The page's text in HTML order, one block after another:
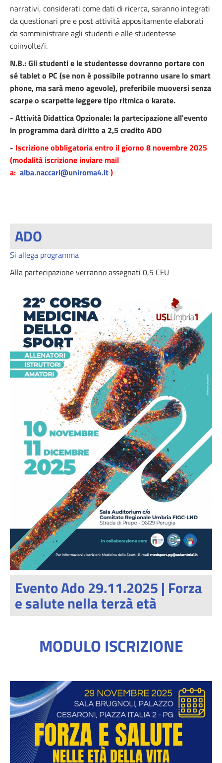
narrativi, considerati come dati di ricerca, saranno integrati
da questionari pre e post attività appositamente elaborati
da somministrare agli studenti e alle studentesse
coinvolte/i.
N.B.: Gli studenti e le studentesse dovranno portare con
sé tablet o PC (se non è possibile potranno usare lo smart
phone, ma sarà meno agevole), preferibile muoversi senza
scarpe o scarpette leggere tipo ritmica o karate.
- Attività Didattica Opzionale: la partecipazione all'evento
in programma darà diritto a 2,5 credito ADO
- Iscrizione obbligatoria entro il giorno 8 novembre 2025
(modalità iscrizione inviare mail
a: alba.naccari@uniroma4.it)
ADO
Si allega programma
Alla partecipazione verranno assegnati 0,5 CFU
Evento Ado 29.11.2025 | Forza
e salute nella terzà età
MODULO ISCRIZIONE